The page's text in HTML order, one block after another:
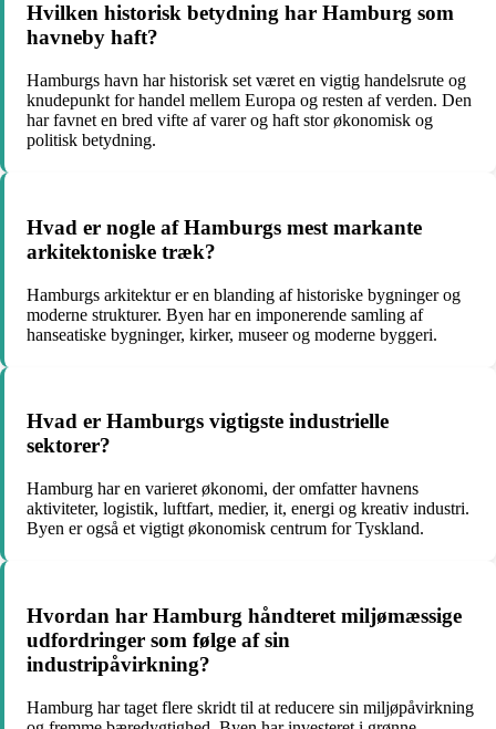
Hvilken historisk betydning har Hamburg som
havneby haft?
Hamburgs havn har historisk set været en vigtig handelsrute og
knudepunkt for handel mellem Europa og resten af verden. Den
har favnet en bred vifte af varer og haft stor økonomisk og
politisk betydning.
Hvad er nogle af Hamburgs mest markante
arkitektoniske træk?
Hamburgs arkitektur er en blanding af historiske bygninger og
moderne strukturer. Byen har en imponerende samling af
hanseatiske bygninger, kirker, museer og moderne byggeri.
Hvad er Hamburgs vigtigste industrielle
sektorer?
Hamburg har en varieret økonomi, der omfatter havnens
aktiviteter, logistik, luftfart, medier, it, energi og kreativ industri.
Byen er også et vigtigt økonomisk centrum for Tyskland.
Hvordan har Hamburg håndteret miljømæssige
udfordringer som følge af sin
industripåvirkning?
Hamburg har taget flere skridt til at reducere sin miljøpåvirkning